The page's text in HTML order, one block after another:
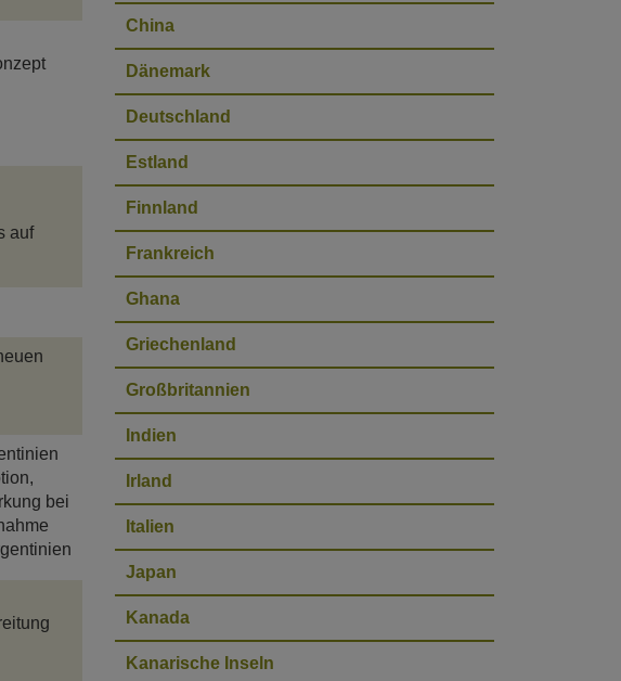
auf
bei
China
Dänemark
Deutschland
Estland
Finnland
Frankreich
Ghana
Griechenland
Großbritannien
Indien
Irland
Italien
Japan
Kanada
Kanarische Inseln